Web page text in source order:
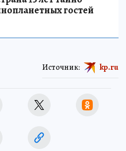
гостей
Источник: kp.ru